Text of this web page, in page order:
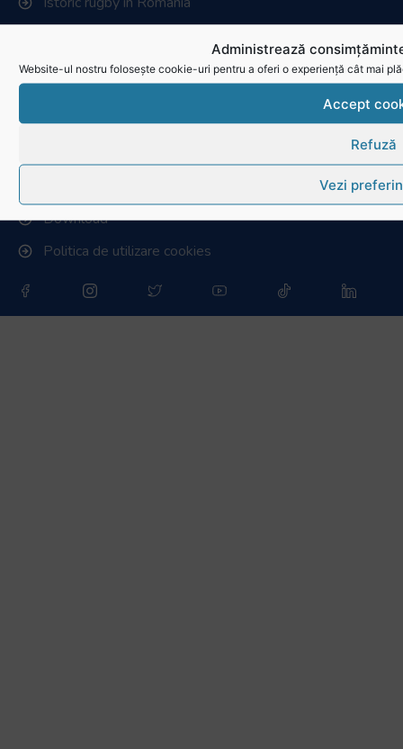
Administrează
Website-ul nostru folosește cookie-uri pentru a oferi o experiență cât mai
Accept
Refuză
Vezi
Stadionul național de rugby
Download
Politica de utilizare cookies